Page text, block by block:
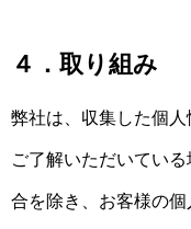
４．取り組み
弊社は、収集した個
ご了解いただいてい
合を除き、お客様の個